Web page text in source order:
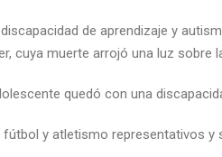
de aprendizaje y
cuya muerte arrojó una luz
quedó con una
y atletismo representativos